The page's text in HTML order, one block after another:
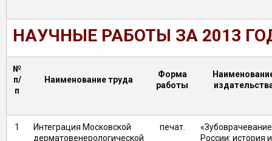
НАУЧНЫЕ РАБОТЫ ЗА 2013
№
п/
п
Наименование труда
Форма
работы
1
Интеграция Московской
дерматовенерологической
печат.
России: история и